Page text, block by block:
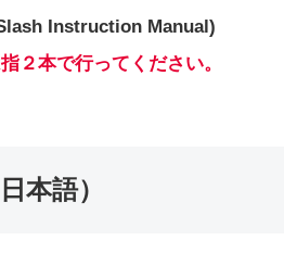
Instruction Manual)
２本で行ってください。
本語）